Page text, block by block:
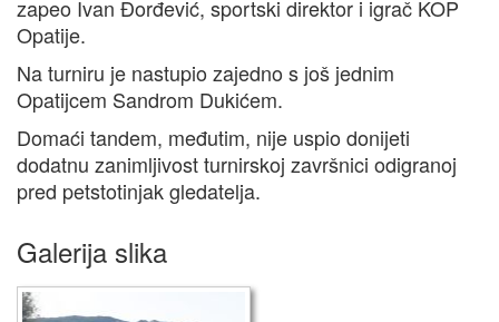
zapeo Ivan Đorđević, sportski direktor i igrač KOP
Opatije.
Na turniru je nastupio zajedno s još jednim
Opatijcem Sandrom Dukićem.
Domaći tandem, međutim, nije uspio donijeti
dodatnu zanimljivost turnirskoj završnici odigranoj
pred petstotinjak gledatelja.
Galerija slika